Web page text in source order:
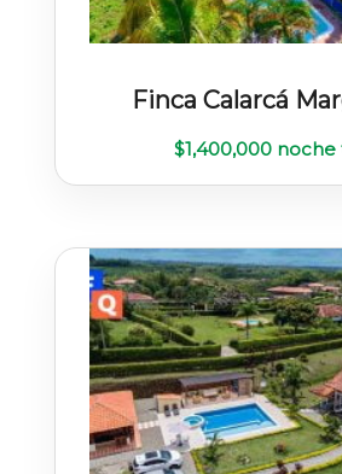
Finca Calarcá
$1,400,000 noche